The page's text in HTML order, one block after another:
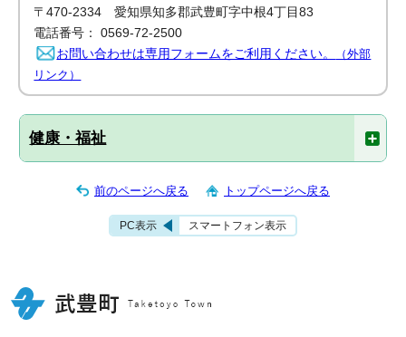
〒470-2334 愛知県知多郡武豊町字中根4丁目83
電話番号： 0569-72-2500
お問い合わせは専用フォームをご利用ください。
（外部
リンク）
健康・福祉
前のページへ戻る トップページへ戻る
PC表示 スマートフォン表示